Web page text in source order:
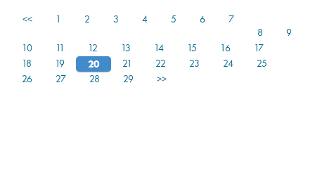
<< 1 2 3 4 5 6
7
8
9
10
11 12 13 14 15 16
17
18
19 20 21 22 23 24
25
26
27 28 29 >>